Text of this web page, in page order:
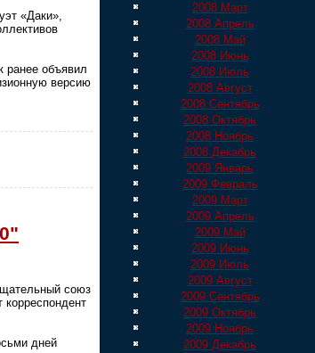
«Даки»,
ранее объявил
версию
союз
дней
2008 Март
2008 Апрель
2008 Май
2008 Июнь
2008 Июль
2008 Август
2008 Сентябрь
2008 Октябрь
2008 Ноябрь
2008 Декабрь
2009 Январь
2009 Февраль
2009 Март
2009 Апрель
2009 Май
2009 Июнь
2009 Июль
2009 Август
2009 Сентябрь
2009 Октябрь
2009 Ноябрь
2009 Декабрь